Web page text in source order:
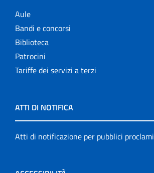
Aule
Bandi e concorsi
Biblioteca
Patrocini
Tariffe dei servizi a terzi
ATTI DI NOTIFICA
Atti di notificazione per pubblici proclami